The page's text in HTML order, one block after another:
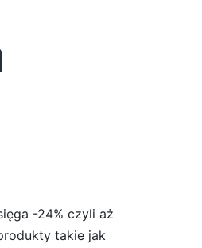
-24% czyli aż
takie jak